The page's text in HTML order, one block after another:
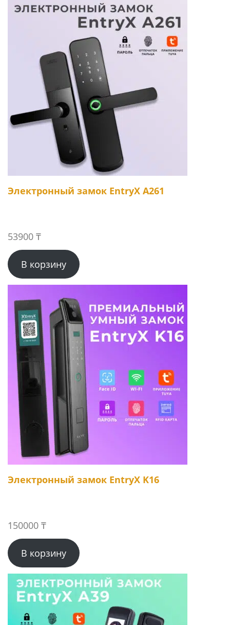
Электронный замок EntryX A261
53900 ₸
В корзину
Электронный замок EntryX K16
150000 ₸
В корзину